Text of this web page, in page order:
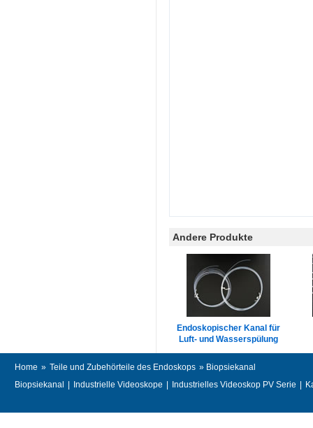
Andere Produkte
Endoskopischer Kanal für
Luft- und Wasserspülung
Home » Teile und Zubehörteile des Endoskops » Biopsiekanal
Biopsiekanal
Industrielle Videoskope Industrielles Videoskop PV Serie